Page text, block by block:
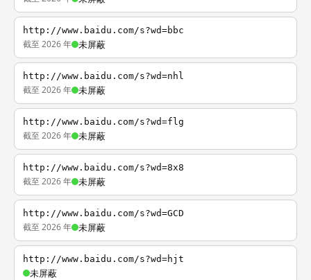
http://www.baidu.com/s?wd=bbc
截至 2026 年 未屏蔽
http://www.baidu.com/s?wd=nhl
截至 2026 年 未屏蔽
http://www.baidu.com/s?wd=flg
截至 2026 年 未屏蔽
http://www.baidu.com/s?wd=8x8
截至 2026 年 未屏蔽
http://www.baidu.com/s?wd=GCD
截至 2026 年 未屏蔽
http://www.baidu.com/s?wd=hjt
未屏蔽